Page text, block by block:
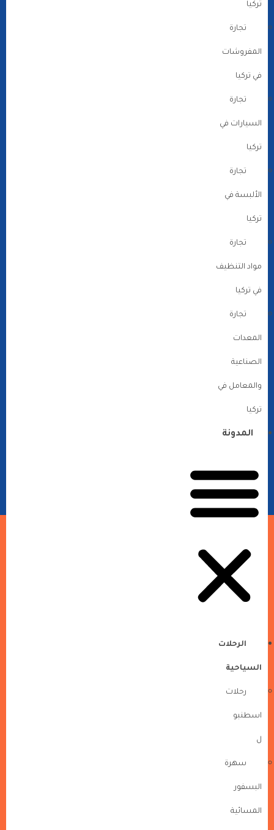
تركيا
تجارة
المفروشات
في تركيا
تجارة
السيارات في
تركيا
تجارة
الألبسة في
تركيا
تجارة
مواد التنظيف
في تركيا
تجارة
المعدات
الصناعية
والمعامل في
تركيا
المدونة
الرحلات
السياحية
رحلات
اسطنبو
ل
سهرة
البسفور
المسائية